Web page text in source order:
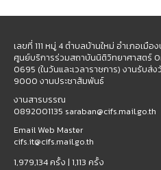
เลขที่ 111 หมู่ 4 ตำบลบ้านใหม่ อำเภอเมื
ศูนย์บริการร่วมสถาบันนิติวิทยาศาสตร์
0695 (ในวันและเวลาราชการ) งานรับ
9000 งานประชาสัมพันธ์
งานสารบรรณ
0892001135 saraban@cifs.mail.go.th
Email Web Master
cifs.it@cifs.mail.go.th
1,979,134 ครั้ง | 1,113 ครั้ง